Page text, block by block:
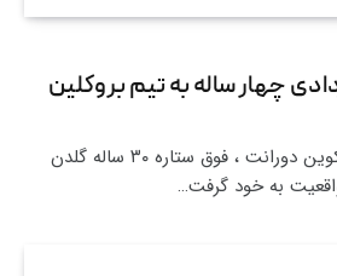
چهار ساله به تیم بروکلین
سرانجام داستان جدایی کوین دورانت ، فوق ستاره ۳۰ ساله گلدن
به خود گرفت…